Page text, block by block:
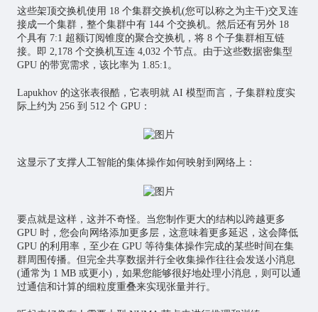
这些架顶交换机使用 18 个集群交换机(您可以称之为主干)交叉连
接成一个集群，整个集群中有 144 个交换机。然后还有另外 18
个具有 7:1 超额订阅锥度的聚合交换机，将 8 个子集群相互链
接。即 2,178 个交换机互连 4,032 个节点。由于这些数据密集型
GPU 的带宽需求，该比率为 1.85:1。
Lapukhov 的这张表很酷，它表明就 AI 模型而言，子集群粒度实
际上约为 256 到 512 个 GPU：
这显示了支撑人工智能的集体操作如何映射到网络上：
要点就是这样，这并不奇怪。当您制作更大的结构以跨越更多
GPU 时，您会向网络添加更多层，这意味着更多延迟，这会降低
GPU 的利用率，至少在 GPU 等待集体操作完成的某些时间在集
群周围传播。但完全共享数据并行全收集操作往往会发送小消息
(通常为 1 MB 或更小)，如果您能够很好地处理小消息，则可以通
过通信和计算的细粒度重叠来实现张量并行。